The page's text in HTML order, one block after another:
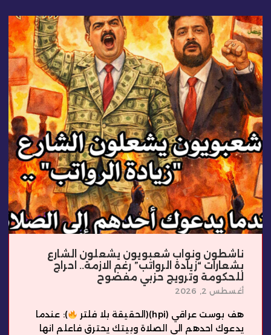
ناشطون ونواب شعبويون يشعلون الشارع
بشعارات “زيادة الرواتب” رغم الازمة.. احراج
للحكومة وترويج حزبي مفضوح
أغسطس 2, 2026
هف بوست عراقي (hpi)(الحقيقة بلا فلتر
): عندما
يدعوك احدهم الى الصلاة وبيتك يحترق فاعلم انها